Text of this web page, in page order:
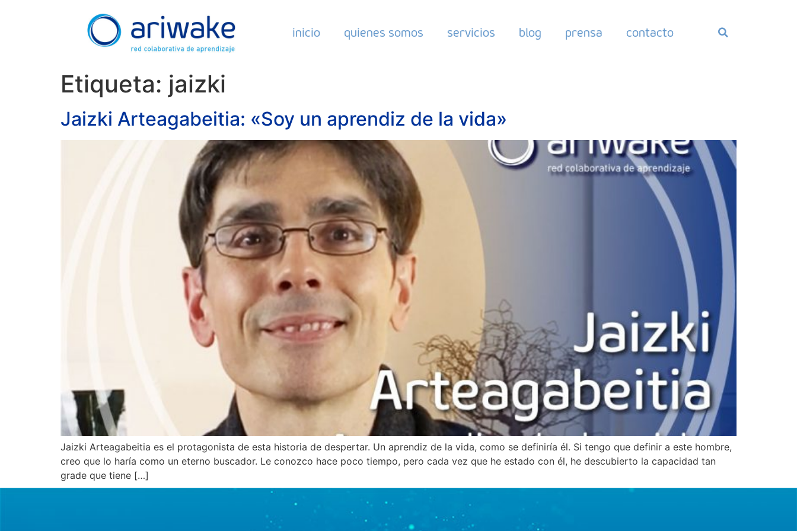
inicio quienes somos servicios blog prensa contacto
Etiqueta: jaizki
Jaizki Arteagabeitia: «Soy un aprendiz de la vida»
Jaizki Arteagabeitia es el protagonista de esta historia de despertar. Un aprendiz de la vida, como se definiría él. Si tengo que definir a este hombre,
creo que lo haría como un eterno buscador. Le conozco hace poco tiempo, pero cada vez que he estado con él, he descubierto la capacidad tan
grade que tiene […]